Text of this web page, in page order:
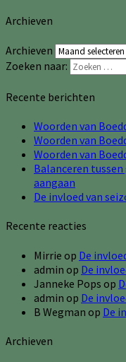
Archieven
Archieven
Zoeken naar:
Recente berichten
Woorden van
Woorden van
Woorden van
Balanceren
aangaan
De invloed van
Recente reacties
Mirrie op De
admin op De
Janneke Pops op
admin op De
B Wegman op De
Archieven